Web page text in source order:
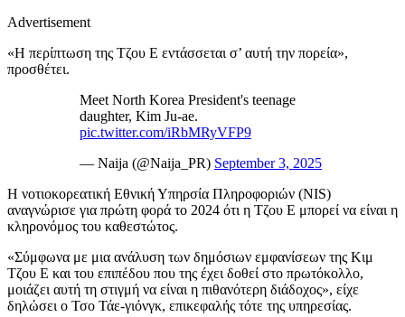
Advertisement
«Η περίπτωση της Τζου Ε εντάσσεται σ’ αυτή την πορεία»,
προσθέτει.
Meet North Korea President's teenage
daughter, Kim Ju-ae.
pic.twitter.com/iRbMRyVFP9
— Naija (@Naija_PR) September 3, 2025
Η νοτιοκορεατική Εθνική Υπηρσία Πληροφοριών (NIS)
αναγνώρισε για πρώτη φορά το 2024 ότι η Τζου Ε μπορεί να είναι η
κληρονόμος του καθεστώτος.
«Σύμφωνα με μια ανάλυση των δημόσιων εμφανίσεων της Κιμ
Τζου Ε και του επιπέδου που της έχει δοθεί στο πρωτόκολλο,
μοιάζει αυτή τη στιγμή να είναι η πιθανότερη διάδοχος», είχε
δηλώσει ο Τσο Τάε-γιόνγκ, επικεφαλής τότε της υπηρεσίας.